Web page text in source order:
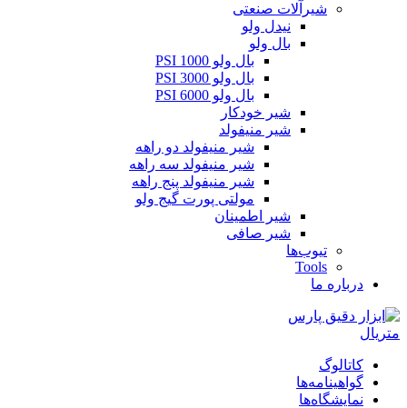
شیرآلات صنعتی
نیدل ولو
بال ولو
بال ولو 1000 PSI
بال ولو 3000 PSI
بال ولو 6000 PSI
شیر خودکار
شیر منیفولد
شیر منیفولد دو راهه
شیر منیفولد سه راهه
شیر منیفولد پنج راهه
مولتی پورت گیج ولو
شیر اطمینان
شیر صافی
تیوب‌ها
Tools
درباره ما
کاتالوگ
گواهینامه‌ها
نمایشگاه‌ها